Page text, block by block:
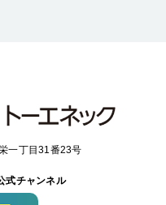
一丁目31番23号
式チャンネル